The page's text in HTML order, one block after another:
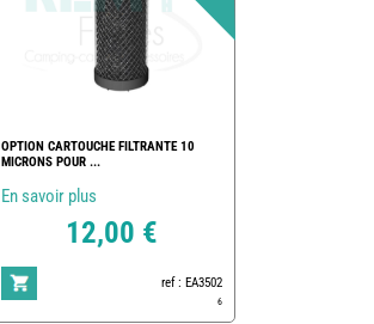
OPTION CARTOUCHE FILTRANTE 10
MICRONS POUR ...
En savoir plus
12,00 €
ref : EA3502
6